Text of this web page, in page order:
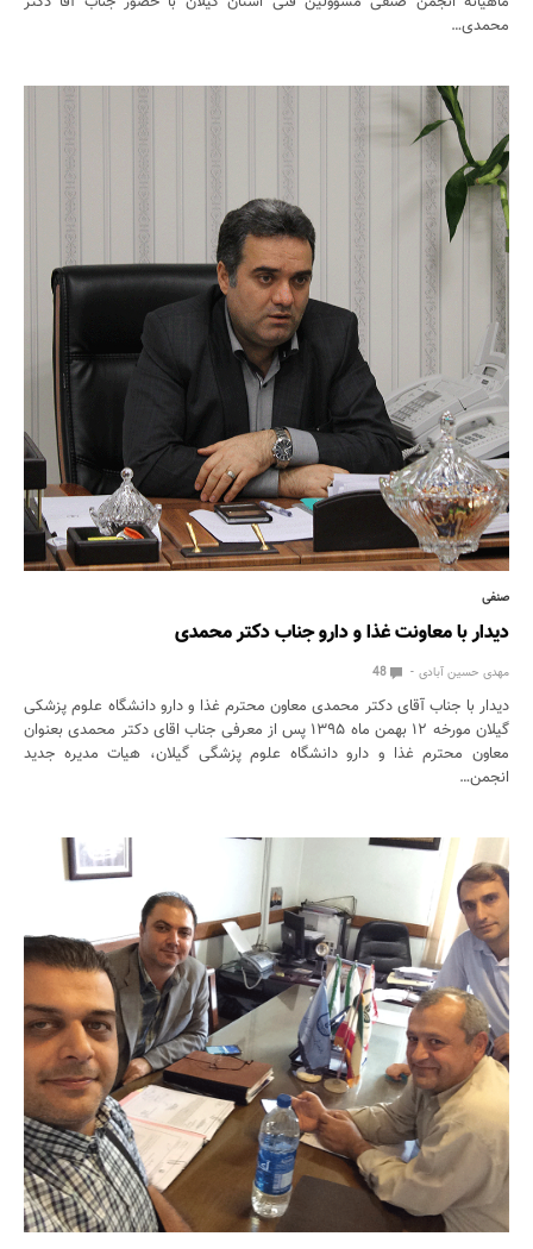
محمدی…
صنفی
دیدار با معاونت غذا و دارو جناب دکتر محمدی
مهدی حسین آبادی
دیدار با جناب آقای دکتر محمدی معاون محترم غذا و دارو دانشگاه علوم پزشکی
گیلان مورخه ۱۲ بهمن ماه ۱۳۹۵ پس از معرفی جناب اقای دکتر محمدی بعنوان
معاون محترم غذا و دارو دانشگاه علوم پزشگی گیلان، هیات مدیره جدید
انجمن…